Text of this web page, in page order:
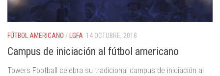
FÚTBOL AMERICANO / LGFA 14 OCTUBRE, 2018
Campus de iniciación al fútbol americano
Towers Football celebra su tradicional campus de iniciación al